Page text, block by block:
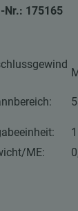
Nr.: 175165
ME: